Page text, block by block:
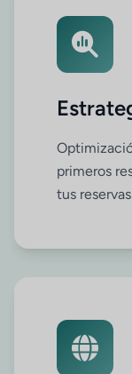
primeros
tus